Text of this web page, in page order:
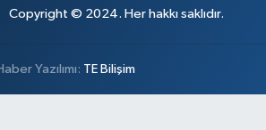
Copyright © 2024. Her hakkı saklıdır.
Yazılımı: TE Bilişim